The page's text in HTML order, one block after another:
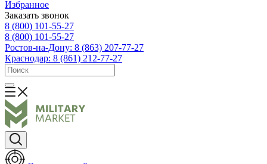
Избранное
Заказать звонок
8 (800) 101-55-27
8 (800) 101-55-27
Ростов-на-Дону: 8 (863) 207-77-27
Краснодар: 8 (861) 212-77-27